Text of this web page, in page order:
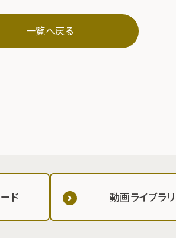
一覧へ戻る
ド 動画ライブラ